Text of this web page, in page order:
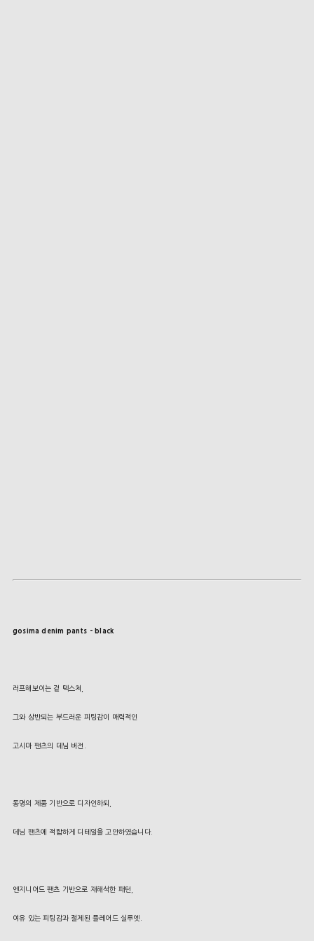
gosima denim pants - black
러프해보이는 겉 텍스쳐,
그와 상반되는 부드러운 피팅감이 매력적인
고시마 팬츠의 데님 버전.
동명의 제품 기반으로 디자인하되,
데님 팬츠에 적합하게 디테일을 고안하였습니다.
엔지니어드 팬츠 기반으로 재해석한 패턴,
여유 있는 피팅감과 절제된 플레어드 실루엣.